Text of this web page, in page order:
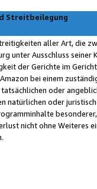
Streitbeilegung
aller Art, die
unter Ausschluss
der Gerichte im
bei einem
tatsächlichen oder
natürlichen oder
nicht ohne Weiteres